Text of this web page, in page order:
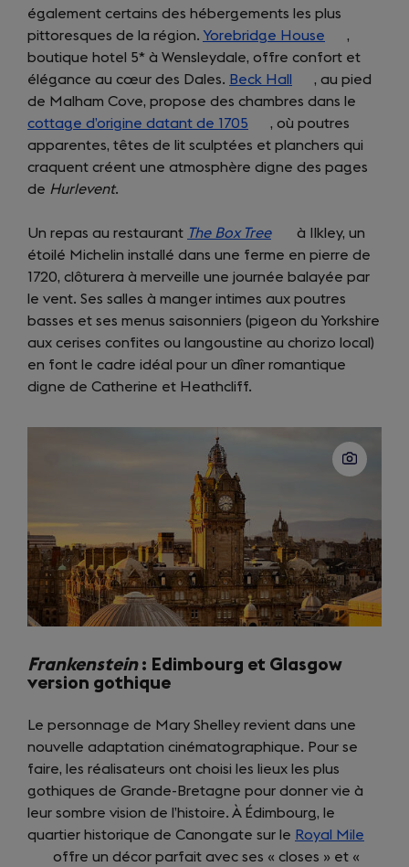
in
a
new
tab)
également certains des hébergements les plus
pittoresques de la région. Yorebridge House (opens
in
a
new
tab)
,
boutique hotel 5* à Wensleydale, offre confort et
élégance au cœur des Dales. Beck Hall (opens
in
a
new
tab)
, au pied
de Malham Cove, propose des chambres dans le
cottage d’origine datant de 1705 (opens
in
a
, où poutres
apparentes, têtes de lit sculptées et planchers qui
craquent créent une atmosphère digne des pages
de Hurlevent.
Un repas au restaurant The Box Tree(opens
in
a
new
tab)
à Ilkley, un
étoilé Michelin installé dans une ferme en pierre de
1720, clôturera à merveille une journée balayée par
le vent. Ses salles à manger intimes aux poutres
basses et ses menus saisonniers (pigeon du Yorkshire
aux cerises confites ou langoustine au chorizo local)
en font le cadre idéal pour un dîner romantique
digne de Catherine et Heathcliff.
Frankenstein : Edimbourg et Glasgow
version gothique
Le personnage de Mary Shelley revient dans une
nouvelle adaptation cinématographique. Pour se
faire, les réalisateurs ont choisi les lieux les plus
gothiques de Grande-Bretagne pour donner vie à
leur sombre vision de l’histoire. À Édimbourg, le
quartier historique de Canongate sur le Royal Mile
offre un décor parfait avec ses « closes » et «